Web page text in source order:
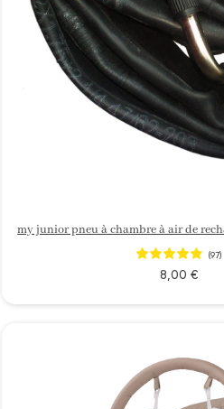
(97)
8,00 €